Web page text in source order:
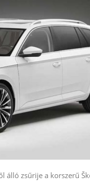
álló zsűrije a korszerű